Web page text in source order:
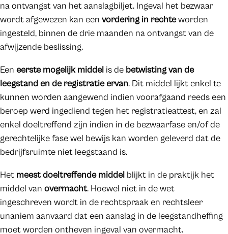
na ontvangst van het aanslagbiljet. Ingeval het bezwaar
wordt afgewezen kan een vordering in rechteworden
ingesteld, binnen de drie maanden na ontvangst van de
afwijzende beslissing.
Een eerste mogelijk middel is de betwisting van de
leegstand en de registratie ervan. Dit middel lijkt enkel te
kunnen worden aangewend indien voorafgaand reeds een
beroep werd ingediend tegen het registratieattest, en zal
enkel doeltreffend zijn indien in de bezwaarfase en/of de
gerechtelijke fase wel bewijs kan worden geleverd dat de
bedrijfsruimte niet leegstaand is.
Het meest doeltreffende middel blijkt in de praktijk het
middel van overmacht. Hoewel niet in de wet
ingeschreven wordt in de rechtspraak en rechtsleer
unaniem aanvaard dat een aanslag in de leegstandheffing
moet worden ontheven ingeval van overmacht.